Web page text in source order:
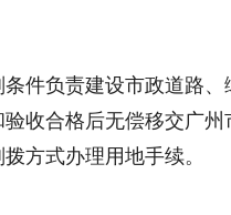
件负责建设市政道路
收合格后无偿移交广
方式办理用地手续。